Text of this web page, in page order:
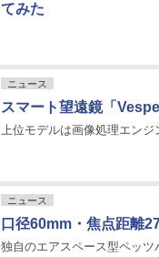
てみた
ニュース
スマート望遠鏡「
上位モデルは画像処理エン
ニュース
口径60mm・焦点距離
独自のエアスペース型ペッツ